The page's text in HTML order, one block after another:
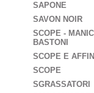
SAPONE
SAVON NOIR
SCOPE -
BASTONI
SCOPE E AFFINI
SCOPE
SGRASSATORI